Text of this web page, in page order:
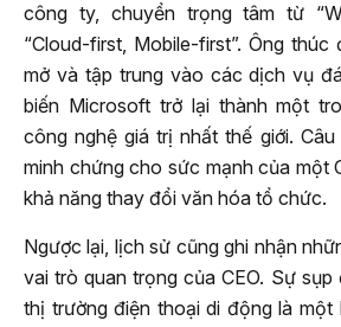
công ty, chuyển trọng tâm từ
“Cloud-first, Mobile-first”. Ông
mở và tập trung vào các dịch vụ
biến Microsoft trở lại thành một
công nghệ giá trị nhất thế giới.
minh chứng cho sức mạnh của một
khả năng thay đổi văn hóa tổ chức.
Ngược lại, lịch sử cũng ghi nhận
vai trò quan trọng của CEO. Sự
thị trường điện thoại di động là một